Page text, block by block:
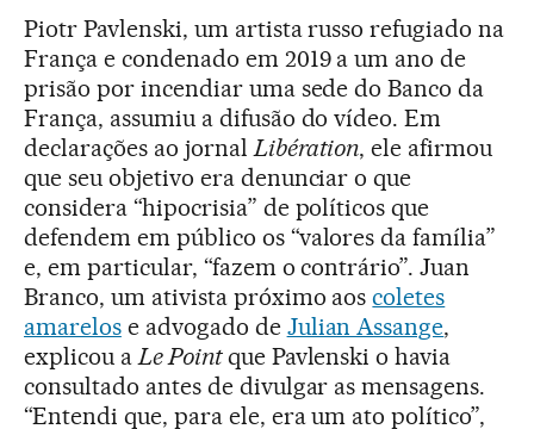
Piotr Pavlenski, um artista russo refugiado na
França e condenado em 2019 a um ano de
prisão por incendiar uma sede do Banco da
França, assumiu a difusão do vídeo. Em
declarações ao jornalLibération, ele afirmou
que seu objetivo era denunciar o que
considera “hipocrisia” de políticos que
defendem em público os “valores da família”
e, em particular, “fazem o contrário”. Juan
Branco, um ativista próximo aoscoletes
amarelose advogado de Julian Assange,
explicou aLe Pointque Pavlenski o havia
consultado antes de divulgar as mensagens.
“Entendi que, para ele, era um ato político”,